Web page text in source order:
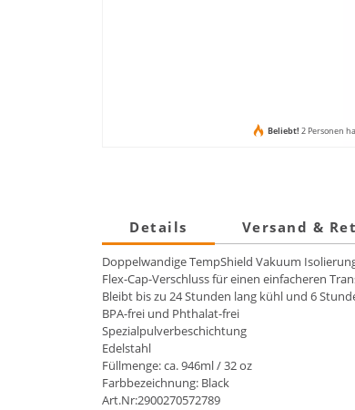
Beliebt! 2 Personen
Details Versand &
Doppelwandige TempShield Vakuum
Flex-Cap-Verschluss für einen einfacheren
Bleibt bis zu 24 Stunden lang kühl und 6
BPA-frei und Phthalat-frei
Spezialpulverbeschichtung
Edelstahl
Füllmenge: ca. 946ml / 32 oz
Farbbezeichnung: Black
Art.Nr:2900270572789